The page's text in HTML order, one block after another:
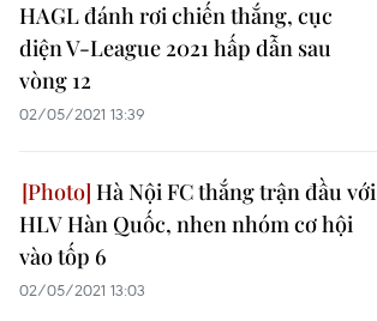
HAGL đánh rơi chiến thắng, cục
diện V-League 2021 hấp dẫn sau
vòng 12
02/05/2021 13:39
Hà Nội FC thắng trận đầu với
HLV Hàn Quốc, nhen nhóm cơ hội
vào tốp 6
02/05/2021 13:03